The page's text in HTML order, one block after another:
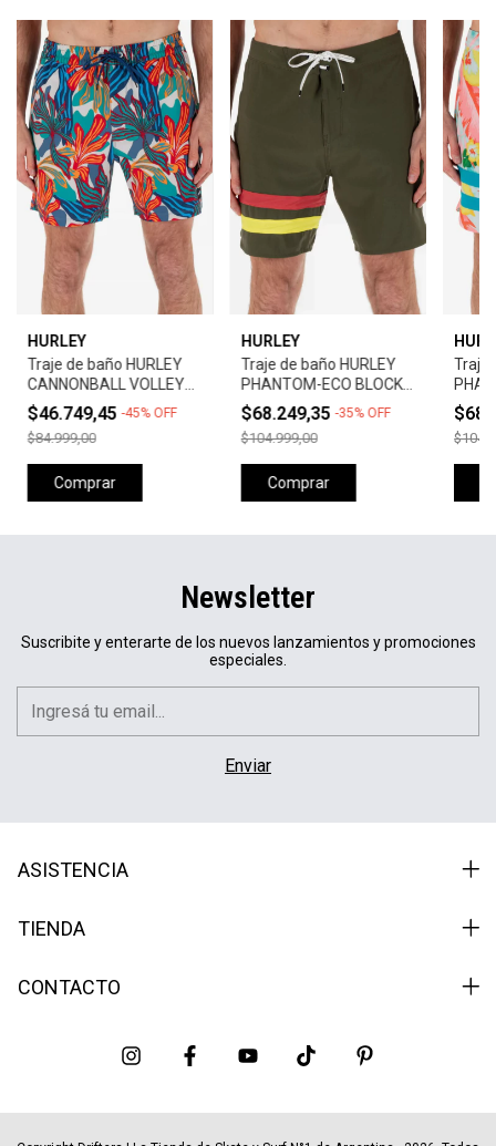
HURLEY
Traje de baño HURLEY
CANNONBALL VOLLEY
17"-BLUE/RED
$46.749,45-45% OFF
$84.999,00
Comprar
HURLEY
Traje de baño HURLEY
PHANTOM-ECO BLOCK
PARTY 18"-GREEN
$68.249,35-35% OFF
$104.999,00
Comprar
Traje
Newsletter
Suscribite y enterarte de los nuevos lanzamientos y promociones
especiales.
ASISTENCIA
TIENDA
CONTACTO